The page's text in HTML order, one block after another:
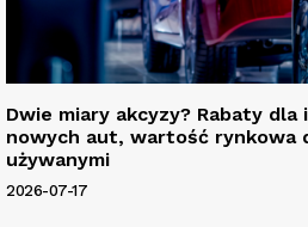
Dwie miary akcyzy? Rabaty
nowych aut, wartość rynkowa
używanymi
2026-07-17